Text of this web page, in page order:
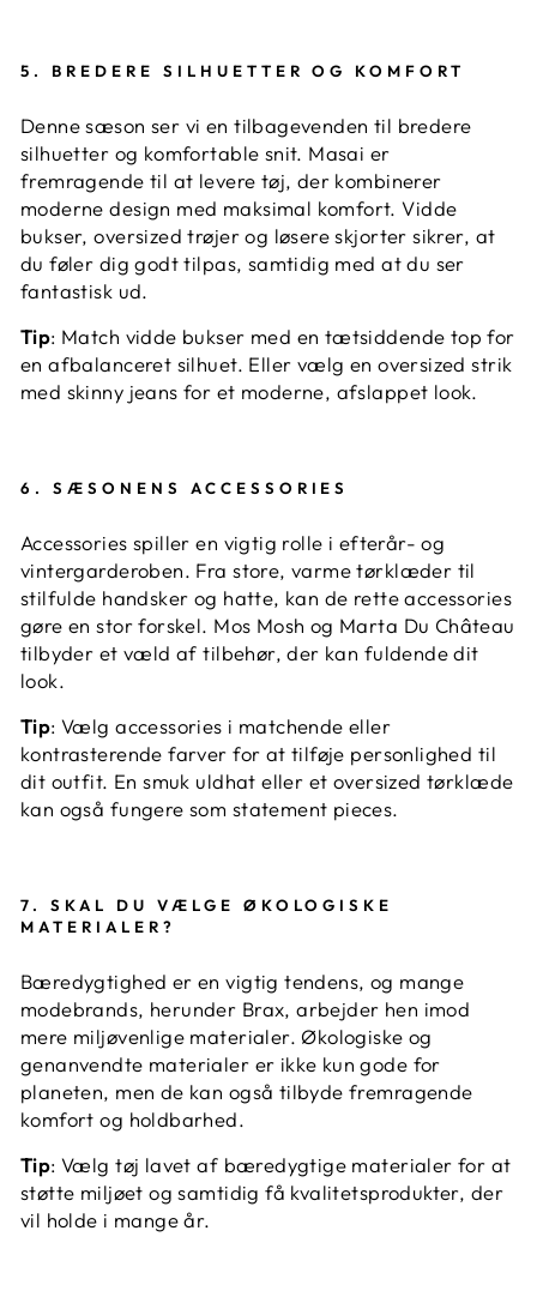
5. BREDERE SILHUETTER OG KOMFORT
Denne sæson ser vi en tilbagevenden til bredere
silhuetter og komfortable snit. Masai er
fremragende til at levere tøj, der kombinerer
moderne design med maksimal komfort. Vidde
bukser, oversized trøjer og løsere skjorter sikrer, at
du føler dig godt tilpas, samtidig med at du ser
fantastisk ud.
Tip: Match vidde bukser med en tætsiddende top for
en afbalanceret silhuet. Eller vælg en oversized strik
med skinny jeans for et moderne, afslappet look.
6. SÆSONENS ACCESSORIES
Accessories spiller en vigtig rolle i efterår- og
vintergarderoben. Fra store, varme tørklæder til
stilfulde handsker og hatte, kan de rette accessories
gøre en stor forskel. Mos Mosh og Marta Du Château
tilbyder et væld af tilbehør, der kan fuldende dit
look.
Tip: Vælg accessories i matchende eller
kontrasterende farver for at tilføje personlighed til
dit outfit. En smuk uldhat eller et oversized tørklæde
kan også fungere som statement pieces.
7. SKAL DU VÆLGE ØKOLOGISKE
MATERIALER?
Bæredygtighed er en vigtig tendens, og mange
modebrands, herunder Brax, arbejder hen imod
mere miljøvenlige materialer. Økologiske og
genanvendte materialer er ikke kun gode for
planeten, men de kan også tilbyde fremragende
komfort og holdbarhed.
Tip: Vælg tøj lavet af bæredygtige materialer for at
støtte miljøet og samtidig få kvalitetsprodukter, der
vil holde i mange år.